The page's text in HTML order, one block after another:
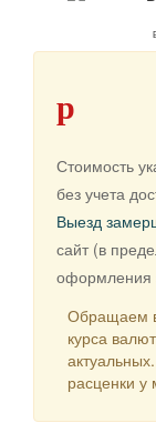
p
Стоимость
без учета
Выезд
сайт (в
оформления
Обращаем
курса
расценки